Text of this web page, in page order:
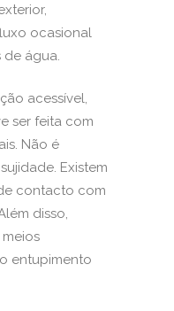
ocasional
de água.
acessível,
ser feita com
Não é
Existem
contacto com
disso,
entupimento